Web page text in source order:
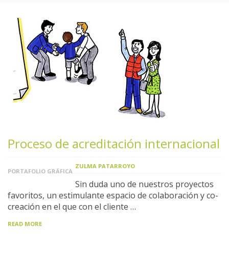
Proceso de acreditación internacional
PORTAFOLIO GRÁFICA
ZULMA PATARROYO
Sin duda uno de nuestros proyectos
favoritos, un estimulante espacio de colaboración y co-
creación en el que con el cliente …
READ MORE